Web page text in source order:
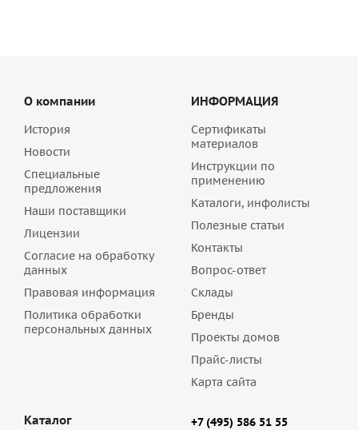
О компании
История
Новости
Специальные
предложения
Наши поставщики
Лицензии
Согласие на обработку
данных
Правовая информация
Политика обработки
персональных данных
ИНФОРМАЦИЯ
Сертификаты
материалов
Инструкции по
применению
Каталоги, инфолисты
Полезные статьи
Контакты
Вопрос-ответ
Склады
Бренды
Проекты домов
Прайс-листы
Карта сайта
Каталог
+7 (495) 586 51 55